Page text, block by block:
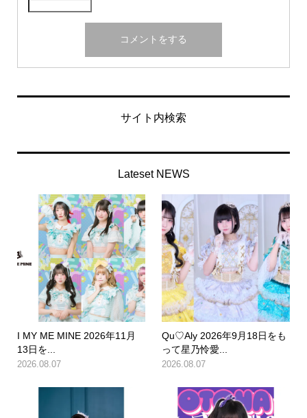
サイト内検索
Lateset NEWS
I MY ME MINE 2026年11月
13日を...
2026.08.07
Qu♡Aly 2026年9月18日をも
って星乃怜愛...
2026.08.07